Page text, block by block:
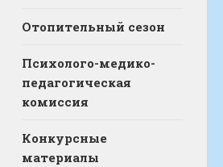
Отопительный сезон
Психолого-медико-
педагогическая
комиссия
Конкурсные
материалы